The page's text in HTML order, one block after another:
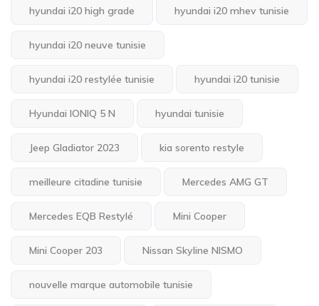
hyundai i20 high grade hyundai i20 mhev tunisie
hyundai i20 neuve tunisie
hyundai i20 restylée tunisie hyundai i20 tunisie
Hyundai IONIQ 5 N hyundai tunisie
Jeep Gladiator 2023 kia sorento restyle
meilleure citadine tunisie Mercedes AMG GT
Mercedes EQB Restylé Mini Cooper
Mini Cooper 203 Nissan Skyline NISMO
nouvelle marque automobile tunisie